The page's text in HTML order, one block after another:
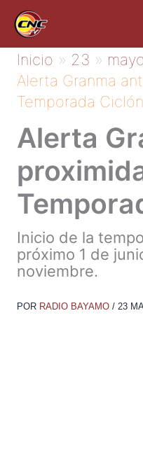
contenido
Inicio 23
Alerta Granma
Temporada
Alerta
Inicio de la
próximo 1 de
noviembre.
POR RADIO BAYAMO / 23